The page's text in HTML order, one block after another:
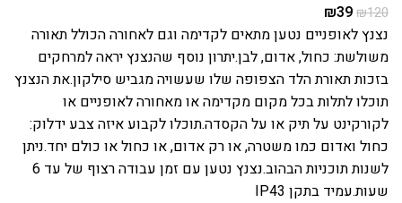
₪120
₪39
נצנץ לאופניים נטען מתאים לקדימה וגם לאחורה הכולל תאורה
משולשת: כחול, אדום, לבן.יתרון נוסף שהנצנץ יראה למרחקים
בזכות תאורת הלד הצפופה שלו שעשויה מגביש סילקון.את הנצנץ
תוכלו לתלות בכל מקום מקדימה או מאחורה לאופניים או
לקורקינט על תיק או על הקסדה.תוכלו לקבוע איזה צבע ידלוק:
כחול ואדום כמו משטרה, או רק אדום, או כחול או כולם יחד.ניתן
לשנות תוכניות הבהוב.נצנץ נטען עם זמן עבודה רצוף של עד 6
שעות.עמיד בתקן IP43